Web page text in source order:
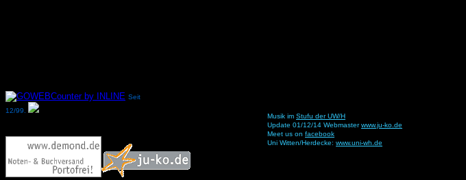
Seit
12/99.
Musik im Stufu der UW/H
Update 01/12/14 Webmasterwww.ju-ko.de
Meet us on facebook
Uni Witten/Herdecke: www.uni-wh.de